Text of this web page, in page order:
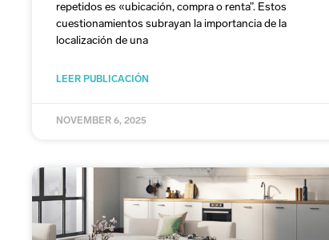
repetidos es «ubicación, compra o renta”. Estos
cuestionamientos subrayan la importancia de la
localización de una
LEER PUBLICACIÓN
NOVEMBER 6, 2025